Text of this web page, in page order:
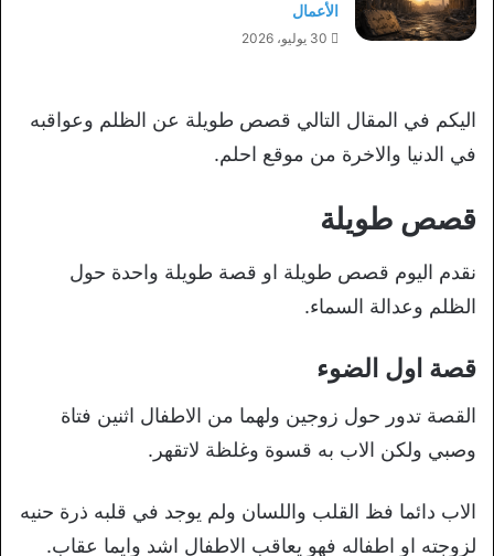
الأعمال
30 يوليو، 2026
اليكم في المقال التالي قصص طويلة عن الظلم وعواقبه
في الدنيا والاخرة من موقع احلم.
قصص طويلة
نقدم اليوم قصص طويلة او قصة طويلة واحدة حول
الظلم وعدالة السماء.
قصة اول الضوء
القصة تدور حول زوجين ولهما من الاطفال اثنين فتاة
وصبي ولكن الاب به قسوة وغلظة لاتقهر.
الاب دائما فظ القلب واللسان ولم يوجد في قلبه ذرة حنيه
لزوجته او اطفاله فهو يعاقب الاطفال اشد وايما عقاب.